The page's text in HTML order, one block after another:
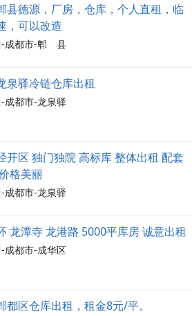
县德源，厂房，仓库，个人直租，临
，可以改造
-成都市-郫 县
泉驿冷链仓库出租
成都市-龙泉驿
开区 独门独院 高标库 整体出租 配套
格美丽
成都市-龙泉驿
龙潭寺 龙港路 5000平库房 诚意出租
成都市-成华区
都区仓库出租，租金8元/平。